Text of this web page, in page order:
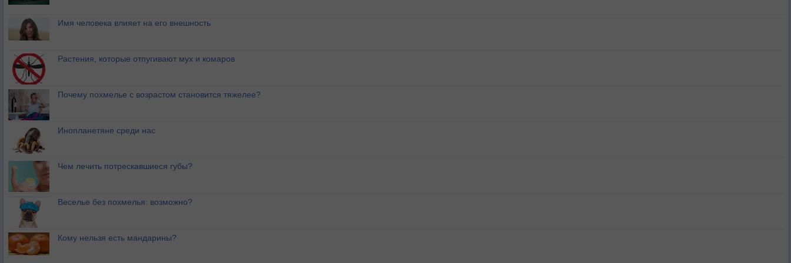
Имя человека влияет на его внешность
Растения, которые отпугивают мух и комаров
Почему похмелье с возрастом становится тяжелее?
Инопланетяне среди нас
Чем лечить потрескавшиеся губы?
Веселье без похмелья: возможно?
Кому нельзя есть мандарины?